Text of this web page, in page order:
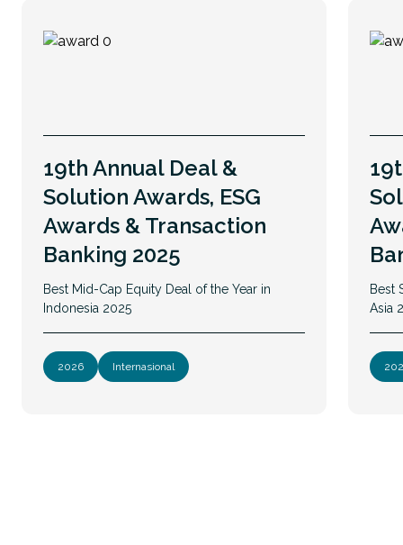
19th Annual Deal &
Solution Awards, ESG
Awards & Transaction
Banking 2025
Best Mid-Cap Equity Deal of the Year in
Indonesia 2025
2026 Internasional
Best
Asia